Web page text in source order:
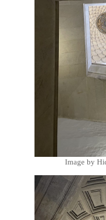
Image by